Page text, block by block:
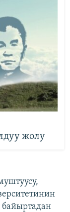
жолу
байыртадан